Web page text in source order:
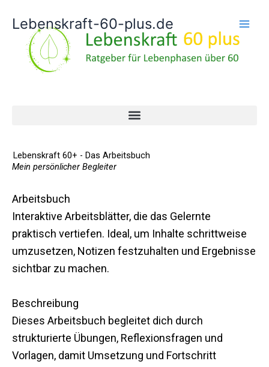
Inhalt
springen
Lebenskraft-60-plus.de
Lebenskraft 60+ - Das Arbeitsbuch
Mein persönlicher Begleiter
Arbeitsbuch
Interaktive Arbeitsblätter, die das Gelernte
praktisch vertiefen. Ideal, um Inhalte schrittweise
umzusetzen, Notizen festzuhalten und Ergebnisse
sichtbar zu machen.
Beschreibung
Dieses Arbeitsbuch begleitet dich durch
strukturierte Übungen, Reflexionsfragen und
Vorlagen, damit Umsetzung und Fortschritt